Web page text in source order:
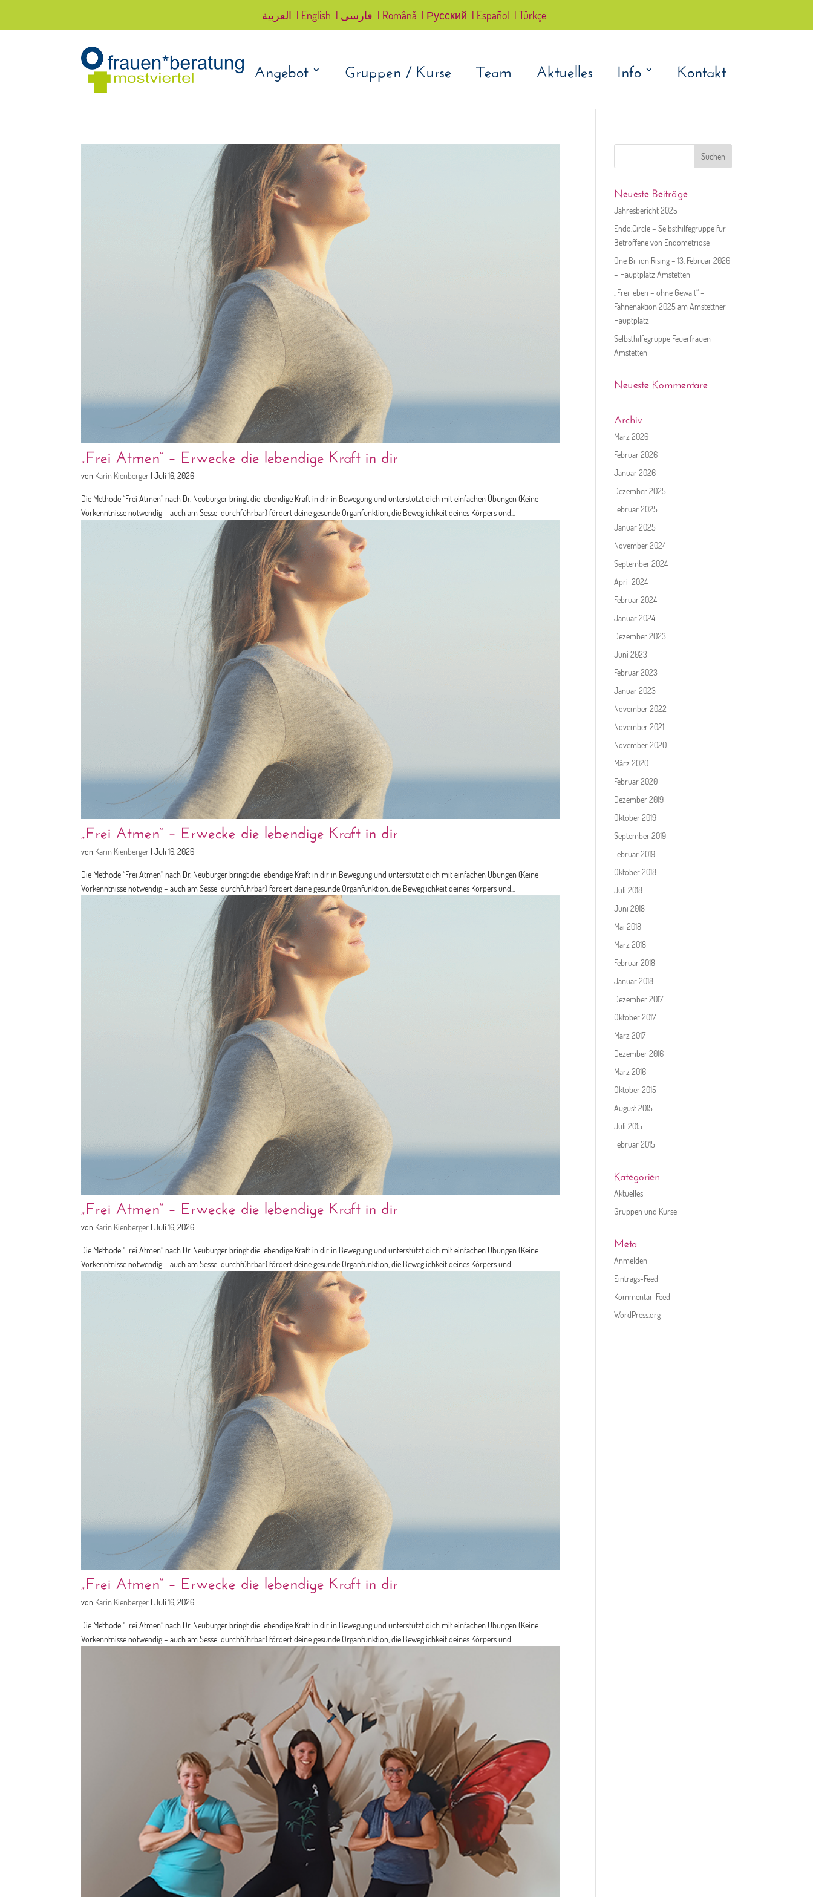
العربية | English | فارسی | Română | Русский | Español | Türkçe
Angebot Gruppen / Kurse Team Aktuelles Info Kontakt
„Frei Atmen“ – Erwecke die lebendige Kraft in dir
von Karin Kienberger |Juli 16, 2026
Die Methode “Frei Atmen” nach Dr. Neuburger bringt die lebendige Kraft in dir in Bewegung und unterstützt dich mit einfachen Übungen (Keine
Vorkenntnisse notwendig – auch am Sessel durchführbar) fördert deine gesunde Organfunktion, die Beweglichkeit deines Körpers und...
„Frei Atmen“ – Erwecke die lebendige Kraft in dir
von Karin Kienberger |Juli 16, 2026
Die Methode “Frei Atmen” nach Dr. Neuburger bringt die lebendige Kraft in dir in Bewegung und unterstützt dich mit einfachen Übungen (Keine
Vorkenntnisse notwendig – auch am Sessel durchführbar) fördert deine gesunde Organfunktion, die Beweglichkeit deines Körpers und...
„Frei Atmen“ – Erwecke die lebendige Kraft in dir
von Karin Kienberger |Juli 16, 2026
Die Methode “Frei Atmen” nach Dr. Neuburger bringt die lebendige Kraft in dir in Bewegung und unterstützt dich mit einfachen Übungen (Keine
Vorkenntnisse notwendig – auch am Sessel durchführbar) fördert deine gesunde Organfunktion, die Beweglichkeit deines Körpers und...
„Frei Atmen“ – Erwecke die lebendige Kraft in dir
von Karin Kienberger |Juli 16, 2026
Die Methode “Frei Atmen” nach Dr. Neuburger bringt die lebendige Kraft in dir in Bewegung und unterstützt dich mit einfachen Übungen (Keine
Vorkenntnisse notwendig – auch am Sessel durchführbar) fördert deine gesunde Organfunktion, die Beweglichkeit deines Körpers und...
Neueste Beiträge
Jahresbericht 2025
Endo.Circle – Selbsthilfegruppe für
Betroffene von Endometriose
One Billion Rising – 13. Februar 2026
– Hauptplatz Amstetten
„Frei leben – ohne Gewalt“ –
Fahnenaktion 2025 am Amstettner
Hauptplatz
Selbsthilfegruppe Feuerfrauen
Amstetten
Neueste Kommentare
Archiv
März 2026
Februar 2026
Januar 2026
Dezember 2025
Februar 2025
Januar 2025
November 2024
September 2024
April 2024
Februar 2024
Januar 2024
Dezember 2023
Juni 2023
Februar 2023
Januar 2023
November 2022
November 2021
November 2020
März 2020
Februar 2020
Dezember 2019
Oktober 2019
September 2019
Februar 2019
Oktober 2018
Juli 2018
Juni 2018
Mai 2018
März 2018
Februar 2018
Januar 2018
Dezember 2017
Oktober 2017
März 2017
Dezember 2016
März 2016
Oktober 2015
August 2015
Juli 2015
Februar 2015
Kategorien
Aktuelles
Gruppen und Kurse
Meta
Anmelden
Eintrags-Feed
Kommentar-Feed
WordPress.org